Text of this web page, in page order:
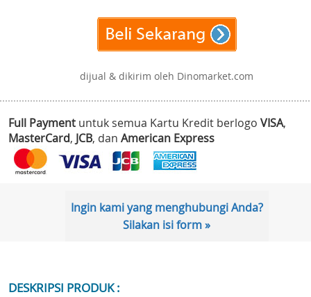
dijual & dikirim oleh Dinomarket.com
Full Payment untuk semua Kartu Kredit berlogo VISA,
MasterCard, JCB, dan American Express
Ingin kami yang menghubungi Anda?
Silakan isi form »
DESKRIPSI PRODUK :